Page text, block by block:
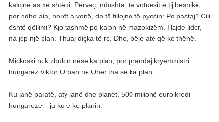
kalojnë as në shtëpi. Përveç, ndoshta, te votuesit e tij besnikë,
por edhe ata, herët a vonë, do të fillojnë të pyesin: Po pastaj? Cili
është qëllimi? Kjo tashmë po kalon në mazokizëm. Hajde lider,
na jep një plan. Thuaj diçka të re. Dhe, bëje atë që ke thënë.
Mickoski nuk zbulon nëse ka plan, por prandaj kryeministri
hungarez Viktor Orban në Ohër tha se ka plan.
Ku janë paratë, aty janë dhe planet. 500 milionë euro kredi
hungareze – ja ku e ke planin.